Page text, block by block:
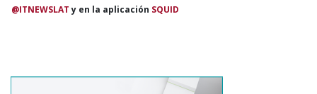
@ITNEWSLATy en la aplicación SQUID